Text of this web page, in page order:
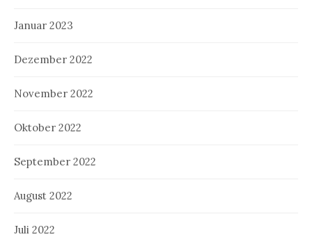
Januar 2023
Dezember 2022
November 2022
Oktober 2022
September 2022
August 2022
Juli 2022